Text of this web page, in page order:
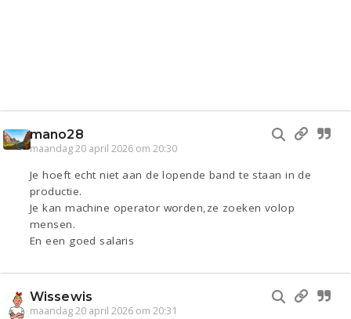
mano28
maandag 20 april 2026 om 20:30
Je hoeft echt niet aan de lopende band te staan in de
productie.
Je kan machine operator worden,ze zoeken volop
mensen.
En een goed salaris
Wissewis
maandag 20 april 2026 om 20:31